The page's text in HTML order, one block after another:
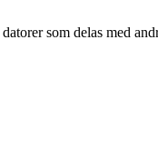
som delas med